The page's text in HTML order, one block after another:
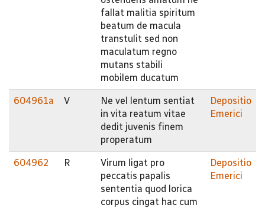
fallat malitia spiritum
beatum de macula
transtulit sed non
maculatum regno
mutans stabili
mobilem ducatum
604961a V
Ne vel lentum sentiat
in vita reatum vitae
dedit juvenis finem
properatum
Depositio
Emerici
604962 R
Virum ligat pro
peccatis papalis
sententia quod lorica
corpus cingat hac cum
Depositio
Emerici